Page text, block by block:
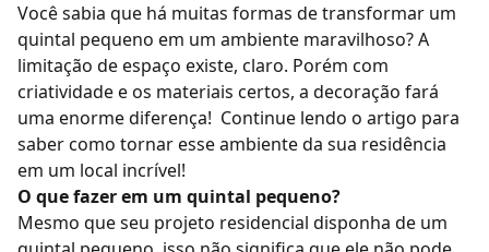
Você sabia que há muitas formas de transformar um
quintal pequeno em um ambiente maravilhoso? A
limitação de espaço existe, claro. Porém com
criatividade e os materiais certos, a decoração fará
uma enorme diferença! Continue lendo o artigo para
saber como tornar esse ambiente da sua residência
em um local incrível!
O que fazer em um quintal pequeno?
Mesmo que seu projeto residencial disponha de um